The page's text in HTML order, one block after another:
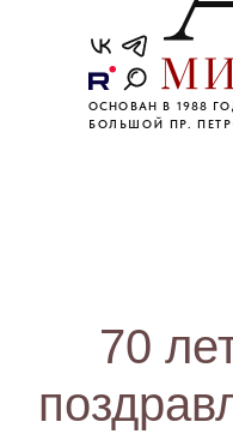
ОСНОВАН В 1988
БОЛЬШОЙ ПР.
70